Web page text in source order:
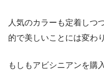
人気のカラーも定着しつ
的で美しいことには変わ
もしもアビシニアンを購